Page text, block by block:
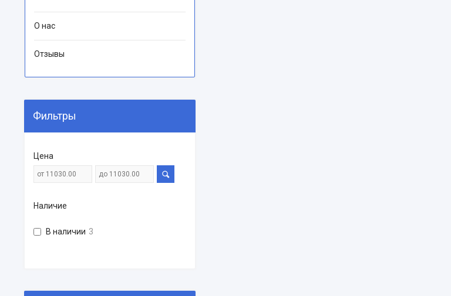
О нас
Отзывы
Фильтры
Цена
Наличие
В наличии 3